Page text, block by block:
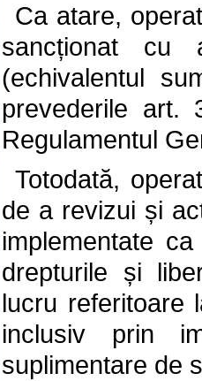
Ca atare,
sancționat cu
(echivalentul
prevederile
Regulamentul
Totodată,
de a revizui și
implementate
drepturile și
lucru referitoare
inclusiv prin
suplimentare de